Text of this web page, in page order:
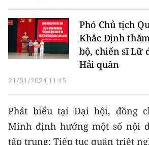
Media Y tế
Media Khoa học - Công nghệ
Phó Chủ tịch
Khắc Định
bộ, chiến sĩ Lữ
Hải quân
21/01/2024 11:45
Phát biểu tại Đại hội, đồng
Minh định hướng một số nội
tập trung: Tiếp tục quán triệt